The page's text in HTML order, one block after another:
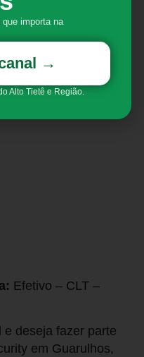
em Carteira de
residenciais e
Efetivo – CLT –
deseja fazer parte
em Guarulhos,
importa na
→
Alto Tietê e Região.